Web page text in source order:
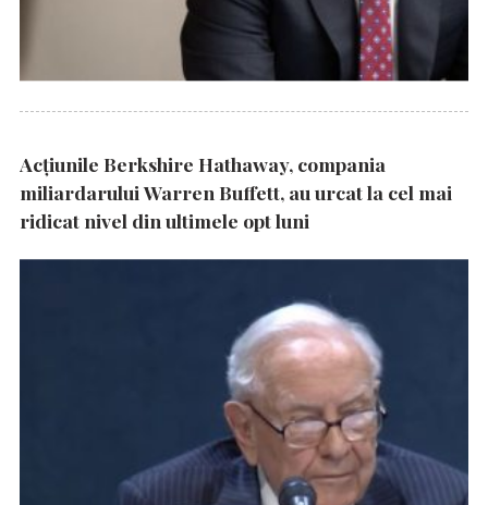
Acțiunile Berkshire Hathaway, compania
miliardarului Warren Buffett, au urcat la cel mai
ridicat nivel din ultimele opt luni